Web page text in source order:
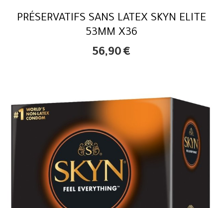
PRÉSERVATIFS SANS LATEX SKYN ELITE
53MM X36
56,90 €